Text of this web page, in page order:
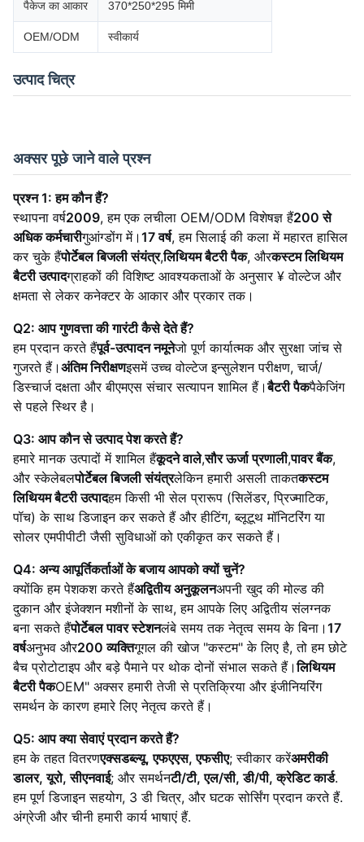
पैकेज का आकार 370*250*295 मिमी
OEM/ODM स्वीकार्य
उत्पाद चित्र
अक्सर पूछे जाने वाले प्रश्न
प्रश्न 1: हम कौन हैं?
स्थापना वर्ष2009, हम एक लचीला OEM/ODM विशेषज्ञ हैं200 से
अधिक कर्मचारीगुआंग्डोंग में। 17 वर्ष, हम सिलाई की कला में महारत हासिल
कर चुके हैंपोर्टेबल बिजली संयंत्र,लिथियम बैटरी पैक, औरकस्टम लिथियम
बैटरी उत्पादग्राहकों की विशिष्ट आवश्यकताओं के अनुसार ¥ वोल्टेज और
क्षमता से लेकर कनेक्टर के आकार और प्रकार तक।
Q2: आप गुणवत्ता की गारंटी कैसे देते हैं?
हम प्रदान करते हैंपूर्व-उत्पादन नमूनेजो पूर्ण कार्यात्मक और सुरक्षा जांच से
गुजरते हैं। अंतिम निरीक्षणइसमें उच्च वोल्टेज इन्सुलेशन परीक्षण, चार्ज/
डिस्चार्ज दक्षता और बीएमएस संचार सत्यापन शामिल हैं।बैटरी पैकपैकेजिंग
से पहले स्थिर है।
Q3: आप कौन से उत्पाद पेश करते हैं?
हमारे मानक उत्पादों में शामिल हैंकूदने वाले,सौर ऊर्जा प्रणाली,पावर बैंक,
और स्केलेबलपोर्टेबल बिजली संयंत्रलेकिन हमारी असली ताकतकस्टम
लिथियम बैटरी उत्पादहम किसी भी सेल प्रारूप (सिलेंडर, प्रिज्माटिक,
पॉच) के साथ डिजाइन कर सकते हैं और हीटिंग, ब्लूटूथ मॉनिटरिंग या
सोलर एमपीपीटी जैसी सुविधाओं को एकीकृत कर सकते हैं।
Q4: अन्य आपूर्तिकर्ताओं के बजाय आपको क्यों चुनें?
क्योंकि हम पेशकश करते हैंअद्वितीय अनुकूलनअपनी खुद की मोल्ड की
दुकान और इंजेक्शन मशीनों के साथ, हम आपके लिए अद्वितीय संलग्नक
बना सकते हैंपोर्टेबल पावर स्टेशनलंबे समय तक नेतृत्व समय के बिना। 17
वर्षअनुभव और200 व्यक्तिगूगल की खोज "कस्टम" के लिए है, तो हम छोटे
बैच प्रोटोटाइप और बड़े पैमाने पर थोक दोनों संभाल सकते हैं।लिथियम
बैटरी पैकOEM" अक्सर हमारी तेजी से प्रतिक्रिया और इंजीनियरिंग
समर्थन के कारण हमारे लिए नेतृत्व करते हैं।
Q5: आप क्या सेवाएं प्रदान करते हैं?
हम के तहत वितरणएक्सडब्ल्यू, एफएएस, एफसीए; स्वीकार करेंअमरीकी
डालर, यूरो, सीएनवाई; और समर्थनटी/टी, एल/सी, डी/पी, क्रेडिट कार्ड.
हम पूर्ण डिजाइन सहयोग, 3 डी चित्र, और घटक सोर्सिंग प्रदान करते हैं.
अंग्रेजी और चीनी हमारी कार्य भाषाएं हैं.